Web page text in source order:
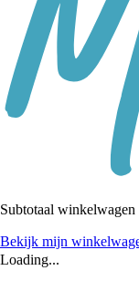
Subtotaal winkelwagen
Bekijk mijn
Loading...